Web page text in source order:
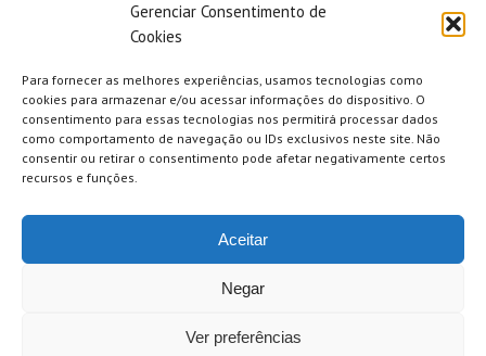
Gerenciar Consentimento de
Cookies
Para fornecer as melhores experiências, usamos tecnologias como
cookies para armazenar e/ou acessar informações do dispositivo. O
consentimento para essas tecnologias nos permitirá processar dados
como comportamento de navegação ou IDs exclusivos neste site. Não
consentir ou retirar o consentimento pode afetar negativamente certos
recursos e funções.
Aceitar
Negar
Ver preferências
Bairro Bom Pastor
Varginha, MG, CEP 37014-250
E-mail:
saaesul@saaesul.com.br
Clique aqui para se inscrever e
receber informativo, comunicados
avisos etc.